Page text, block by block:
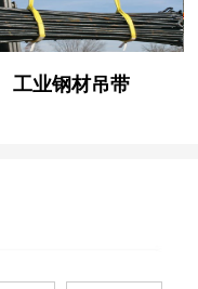
工业钢材吊带